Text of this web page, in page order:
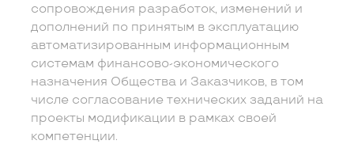
сопровождения разработок, изменений и
дополнений по принятым в эксплуатацию
автоматизированным информационным
системам финансово-экономического
назначения Общества и Заказчиков, в том
числе согласование технических заданий на
проекты модификации в рамках своей
компетенции.